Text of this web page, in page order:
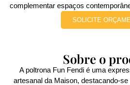
complementar espaços
SOLICITE
Sobre o
A poltrona Fun Fendi é uma
artesanal da Maison, destacando-